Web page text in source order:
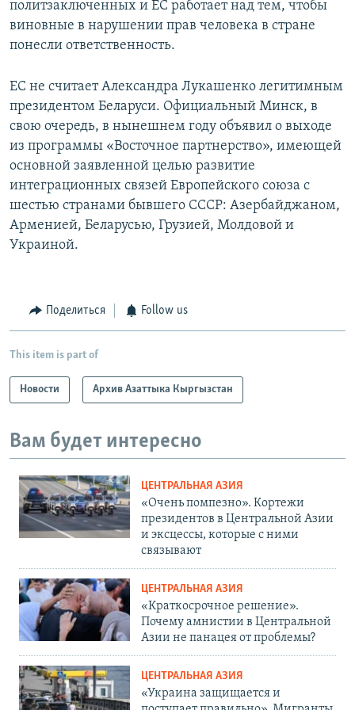
политзаключенных и ЕС работает над тем, чтобы
виновные в нарушении прав человека в стране
понесли ответственность.
ЕС не считает Александра Лукашенко легитимным
президентом Беларуси. Официальный Минск, в
свою очередь, в нынешнем году объявил о выходе
из программы «Восточное партнерство», имеющей
основной заявленной целью развитие
интеграционных связей Европейского союза с
шестью странами бывшего СССР: Азербайджаном,
Арменией, Беларусью, Грузией, Молдовой и
Украиной.
Поделиться Follow us
This item is part of
Новости Архив Азаттыка Кыргызстан
Вам будет интересно
ЦЕНТРАЛЬНАЯ АЗИЯ
«Очень помпезно». Кортежи
президентов в Центральной Азии
и эксцессы, которые с ними
связывают
ЦЕНТРАЛЬНАЯ АЗИЯ
«Краткосрочное решение».
Почему амнистии в Центральной
Азии не панацея от проблемы?
ЦЕНТРАЛЬНАЯ АЗИЯ
«Украина защищается и